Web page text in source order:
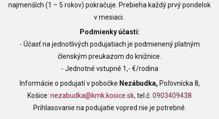
najmenších (1 – 5 rokov) pokračuje. Prebieha každý prvý pondelok
v mesiaci.
Podmienky účasti:
- Účasť na jednotlivých podujatiach je podmienený platným
členským preukazom do knižnice.
- Jednotné vstupné 1,- €/rodina
Informácie o podujatí v pobočke Nezábudka, Poľovnícka 8,
Košice: nezabudka@kmk.kosice.sk, tel.č. 0903409438
Prihlasovanie na podujatie vopred nie je potrebné.